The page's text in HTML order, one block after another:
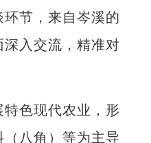
节，来自岑溪的
入交流，精准对
色现代农业，形
八角）等为主导